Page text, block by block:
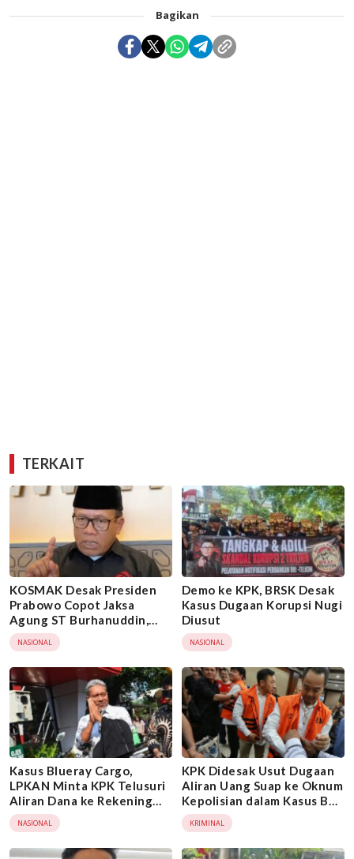
Bagikan
TERKAIT
KOSMAK Desak Presiden
Prabowo Copot Jaksa
Agung ST Burhanuddin,
Minta KPK Ambil Alih Kasus
Febrie Adriansyah
NASIONAL
Demo ke KPK, BRSK Desak
Kasus Dugaan Korupsi Nugi
Diusut
NASIONAL
Kasus Blueray Cargo,
LPKAN Minta KPK Telusuri
Aliran Dana ke Rekening
Heri Black
NASIONAL
KPK Didesak Usut Dugaan
Aliran Uang Suap ke Oknum
Kepolisian dalam Kasus Bea
Cukai
KRIMINAL